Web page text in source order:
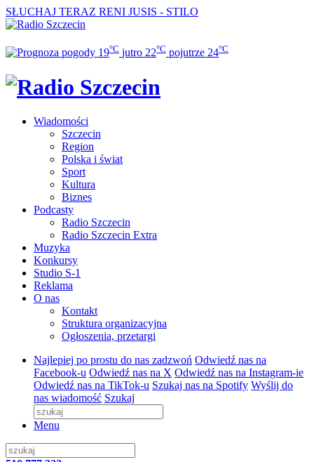
SŁUCHAJ TERAZ RENI JUSIS - STILO
19°C jutro 22°C pojutrze 24°C
Wiadomości
Szczecin
Region
Polska i świat
Sport
Kultura
Biznes
Podcasty
Radio Szczecin
Radio Szczecin Extra
Muzyka
Konkursy
Studio S-1
Reklama
O nas
Kontakt
Struktura organizacyjna
Ogłoszenia, przetargi
Najlepiej po prostu do nas zadzwoń Odwiedź nas na
Facebook-u Odwiedź nas na X Odwiedź nas na Instagram-ie
Odwiedź nas na TikTok-u Szukaj nas na Spotify Wyślij do
nas wiadomość Szukaj
Menu